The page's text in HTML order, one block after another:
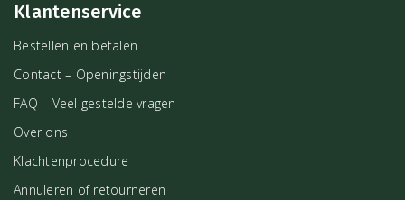
Klantenservice
Bestellen en betalen
Contact – Openingstijden
FAQ – Veel gestelde vragen
Over ons
Klachtenprocedure
Annuleren of retourneren